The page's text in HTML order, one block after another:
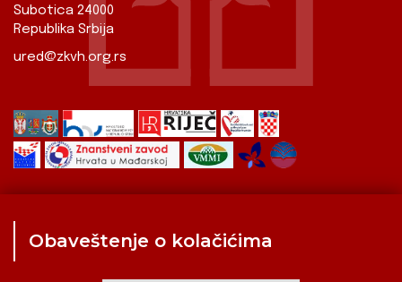
Subotica 24000
Republika Srbija
ured@zkvh.org.rs
Obaveštenje o kolačićima